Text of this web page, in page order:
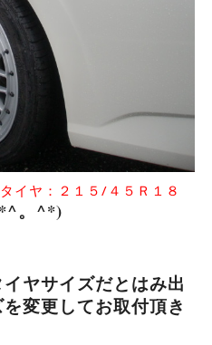
イヤ：２１５/４５Ｒ１８
。^*)
ヤサイズだとはみ出
変更してお取付頂き